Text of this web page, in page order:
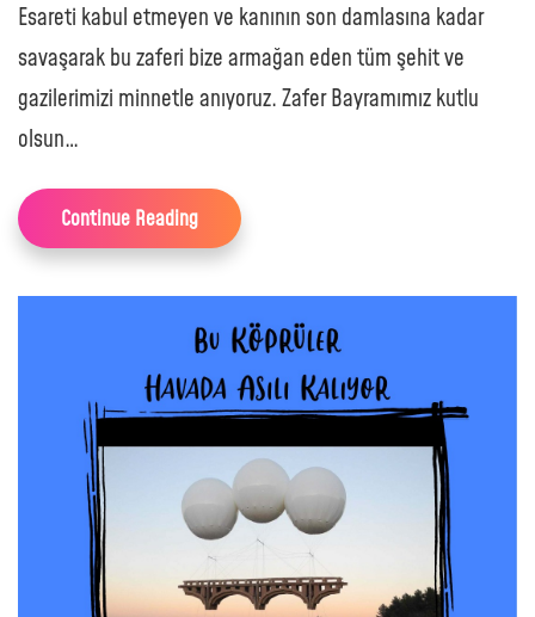
Esareti kabul etmeyen ve kanının son damlasına kadar
savaşarak bu zaferi bize armağan eden tüm şehit ve
gazilerimizi minnetle anıyoruz. Zafer Bayramımız kutlu
olsun…
Continue Reading